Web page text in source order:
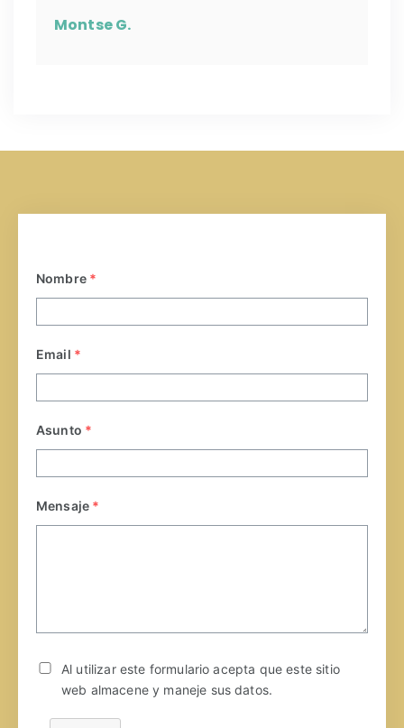
Montse G.
Nombre *
Email *
Asunto *
Mensaje *
Al utilizar este formulario acepta que este sitio
web almacene y maneje sus datos.